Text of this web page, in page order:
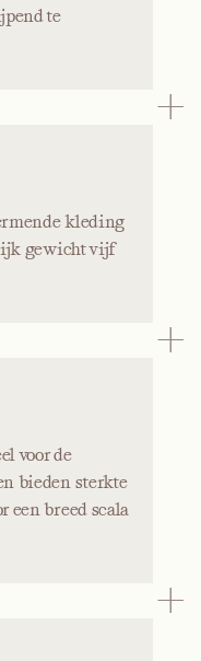
te
kleding
gewicht vijf
voor de
bieden sterkte
een breed scala